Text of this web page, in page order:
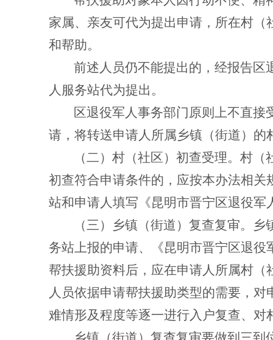
家属、亲友可代为提出申请，所在村
和帮助。
前述人员仍不能提出的，经报告区
人服务站代为提出。
区退役军人事务部门原则上不直
请，将转送申请人所属乡镇（街道）
（二）村（社区）初查受理。 村（
初查符合申请条件的，应按本办法相
站和申请人填写《昆明市晋宁区退役
（三）乡镇（街道）复查复审。
乡
务站上报的申请、《昆明市晋宁区退
帮扶援助资料后，应在申请人所属村
人员依据申请帮扶援助类型的需要，
难情形及程度等逐一进行入户复查、